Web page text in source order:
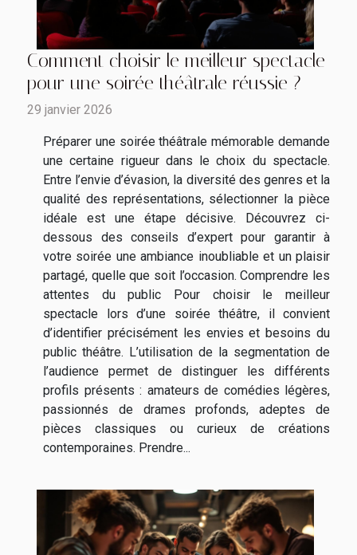
Comment choisir le meilleur spectacle
pour une soirée théâtrale réussie ?
29 janvier 2026
Préparer une soirée théâtrale mémorable demande
une certaine rigueur dans le choix du spectacle.
Entre l’envie d’évasion, la diversité des genres et la
qualité des représentations, sélectionner la pièce
idéale est une étape décisive. Découvrez ci-
dessous des conseils d’expert pour garantir à
votre soirée une ambiance inoubliable et un plaisir
partagé, quelle que soit l’occasion. Comprendre les
attentes du public Pour choisir le meilleur
spectacle lors d’une soirée théâtre, il convient
d’identifier précisément les envies et besoins du
public théâtre. L’utilisation de la segmentation de
l’audience permet de distinguer les différents
profils présents : amateurs de comédies légères,
passionnés de drames profonds, adeptes de
pièces classiques ou curieux de créations
contemporaines. Prendre...